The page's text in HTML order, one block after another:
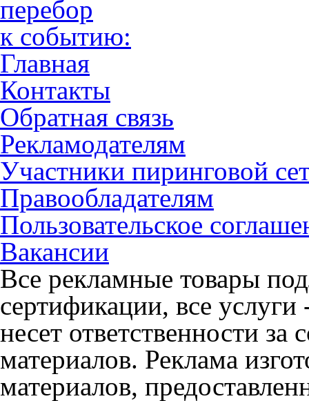
перебор
к событию:
Главная
Контакты
Обратная связь
Рекламодателям
Участники пиринговой
Правообладателям
Пользовательское
Вакансии
Все рекламные товары
сертификации, все
несет ответственности
материалов. Реклама
материалов,